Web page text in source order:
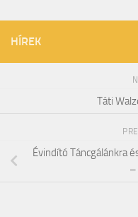
HÍREK
Táti
Évindító Táncgálánkra
–